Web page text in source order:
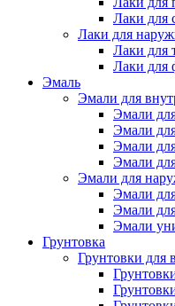
Лаки для
Лаки для
Лаки для
Лаки для
Эмаль
Эмали для
Эмали
Эмали
Эмали
Эмали
Эмали для
Эмали
Эмали
Эмали
Грунтовка
Грунтовки для